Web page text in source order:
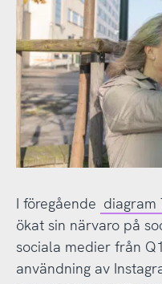
I föregående diagram
ökat sin närvaro på
sociala medier från
användning av